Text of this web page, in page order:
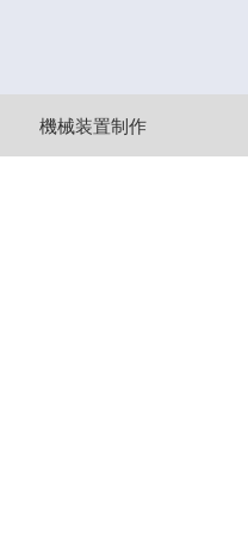
機械装置制作